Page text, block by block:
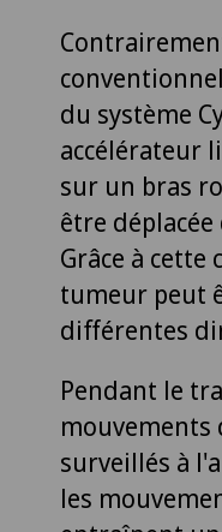
du système
accélérateur
sur un bras
être
Grâce à
tumeur peut
différentes
Pendant le
surveillés à
les